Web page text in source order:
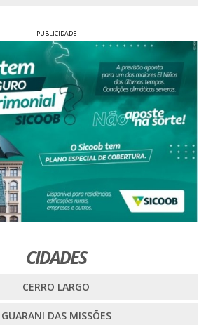
PUBLICIDADE
CIDADES
CERRO LARGO
GUARANI DAS MISSÕES